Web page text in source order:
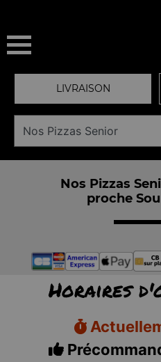
LIVRAISON
Nos Pizzas
proche
Horaires